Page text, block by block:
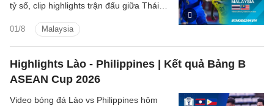
01/8 Malaysia
tỷ số, clip highlights trận đấu giữa Thái
2026).
Highlights Lào - Philippines | Kết quả Bảng B
ASEAN Cup 2026
Video bóng đá Lào vs Philippines hôm